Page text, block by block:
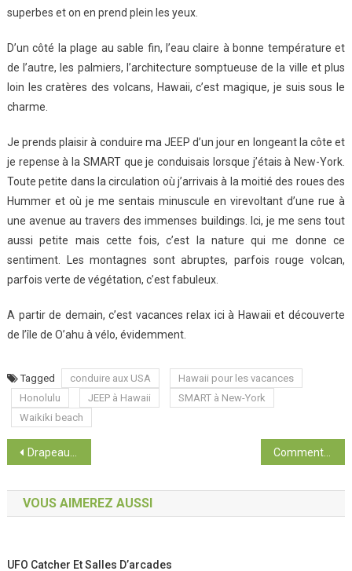
superbes et on en prend plein les yeux.
D’un côté la plage au sable fin, l’eau claire à bonne température et
de l’autre, les palmiers, l’architecture somptueuse de la ville et plus
loin les cratères des volcans, Hawaii, c’est magique, je suis sous le
charme.
Je prends plaisir à conduire ma JEEP d’un jour en longeant la côte et
je repense à la SMART que je conduisais lorsque j’étais à New-York.
Toute petite dans la circulation où j’arrivais à la moitié des roues des
Hummer et où je me sentais minuscule en virevoltant d’une rue à
une avenue au travers des immenses buildings. Ici, je me sens tout
aussi petite mais cette fois, c’est la nature qui me donne ce
sentiment. Les montagnes sont abruptes, parfois rouge volcan,
parfois verte de végétation, c’est fabuleux.
A partir de demain, c’est vacances relax ici à Hawaii et découverte
de l’île de O’ahu à vélo, évidemment.
Tagged conduire aux USA
Hawaii pour les vacances
Honolulu
JEEP à Hawaii
SMART à New-York
Waikiki beach
Post navigation
Drapeaux des États des États-Unis *1 Comment utiliser Pinterest pour planifier votre prochain voyage
VOUS AIMEREZ AUSSI
UFO Catcher Et Salles D’arcades